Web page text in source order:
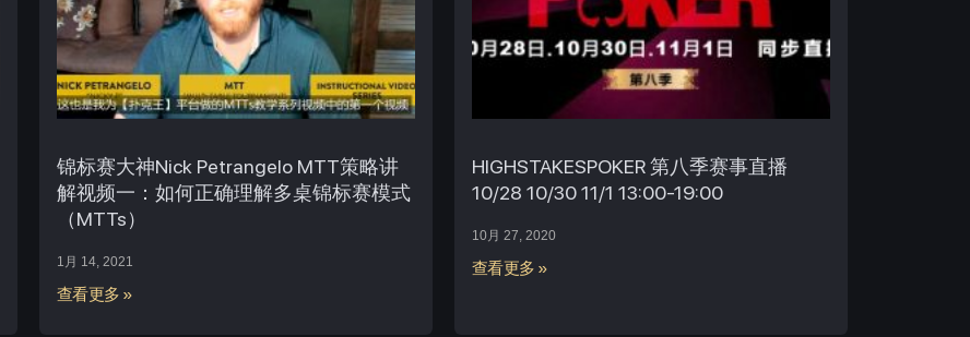
锦标赛大神Nick Petrangelo MTT策略讲
解视频一：如何正确理解多桌锦标赛模式
（MTTs）
1月 14, 2021
查看更多 »
HIGHSTAKESPOKER 第八季赛事直播
10/28 10/30 11/1 13:00-19:00
10月 27, 2020
查看更多 »